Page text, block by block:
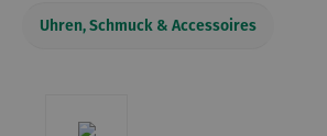
Uhren, Schmuck & Accessoires